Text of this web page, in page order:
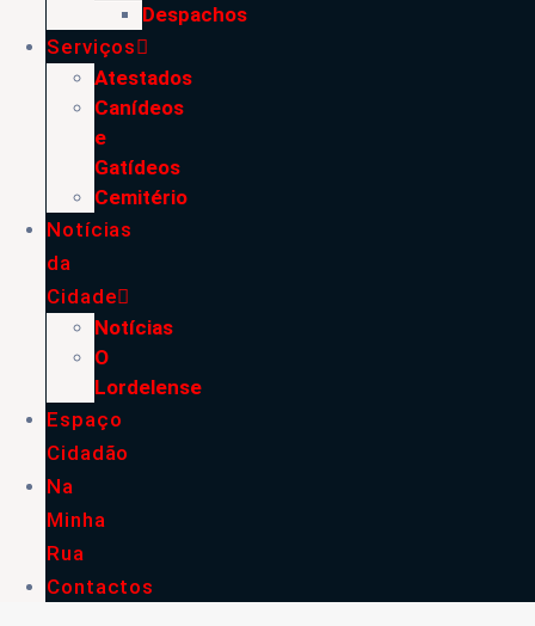
Despachos
Serviços
Atestados
Canídeos
e
Gatídeos
Cemitério
Notícias
da
Cidade
Notícias
O
Lordelense
Espaço
Cidadão
Na
Minha
Rua
Contactos